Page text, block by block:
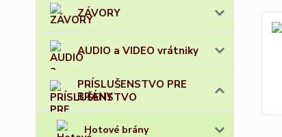
ZÁVORY
AUDIO a VIDEO vrátniky
PRÍSLUŠENSTVO PRE
BRÁNY
Hotové brány